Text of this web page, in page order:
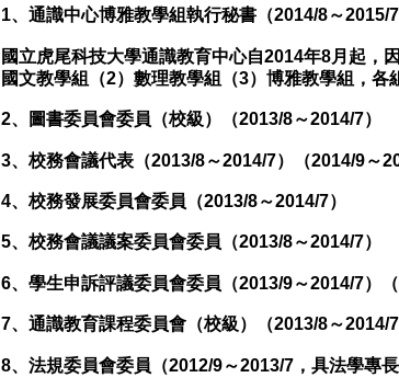
1、通識中心博雅教學組執行秘書（2014/8～2015/7
國立虎尾科技大學通識教育中心自2014年8月起，
國文教學組（2）數理教學組（3）博雅教學組，各
2、圖書委員會委員（校級）（2013/8～2014/7）
3、校務會議代表（2013/8～2014/7）（2014/9～
4、校務發展委員會委員（2013/8～2014/7）
5、校務會議議案委員會委員（2013/8～2014/7）
6、學生申訴評議委員會委員（2013/9～2014/7）
7、通識教育課程委員會（校級）（2013/8～2014/7
8、法規委員會委員（2012/9～2013/7，具法學專